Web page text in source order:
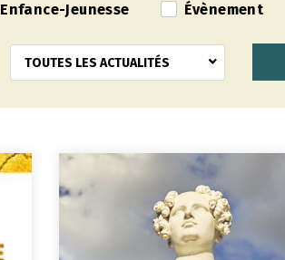
Enfance-Jeunesse Évènement
TOUTES LES ACTUALITÉS